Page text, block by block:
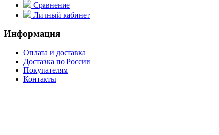
Сравнение
Личный кабинет
Информация
Оплата и доставка
Доставка по России
Покупателям
Контакты